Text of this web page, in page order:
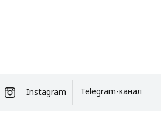
Instagram Telegram-канал